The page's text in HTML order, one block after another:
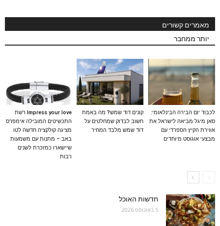
מאמרים קשורים
יותר ממחבר
לכבוד יום הבירה הבינלאומי:
סאן מיגל מביאה לישראל את
אווירת הקיץ הספרדי עם
מבצעי אוגוסט מיוחדים
קונים דוד שמש? מה באמת
חשוב לבדוק שמחלטים על
דוד שמש מלבד המחיר
Impress your love רשת
התכשיטים המובילה אימפרס
מציגה קולקציה חדשה לטו
באב – מתנות עם משמעות
שיישארו כמזכרת לשנים
רבות
חדשות האוכל
5 באוגוסט 2026